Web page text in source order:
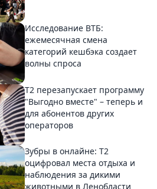
Исследование ВТБ:
ежемесячная смена
категорий кешбэка создает
волны спроса
Т2 перезапускает программу
"Выгодно вместе" – теперь и
для абонентов других
операторов
Зубры в онлайне: Т2
оцифровал места отдыха и
наблюдения за дикими
животными в Ленобласти